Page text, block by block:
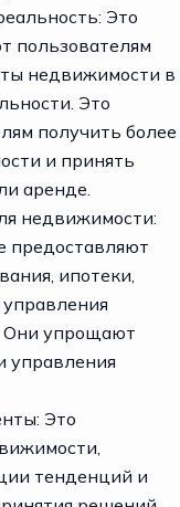
Это
пользователям
недвижимости в
Это
получить более
и принять
аренде.
недвижимости:
предоставляют
ипотеки,
Они упрощают
управления
Это
тенденций и